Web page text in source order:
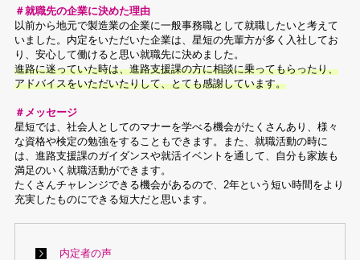
＃就職先の企業に決めた理由
以前から地元で製造業の企業に一般事務職として就職したいと考えて
いました。内定をいただいた企業は、星短の先輩方が多く入社してお
り、安心して働けると思い就職先に決めました。
進路に迷っていた時は、進路支援課の方に相談に乗ってもらったり、
アドバイスをいただいたりして、とても感謝しています。
＃メッセージ
星短では、社会人としてのマナーを学べる機会がたくさんあり、様々
な資格や検定の勉強をすることもできます。また、就職活動の時に
は、進路支援課のガイダンスや就活イベントを通して、自分も家族も
満足のいく就職活動ができます。
たくさんチャレンジできる機会があるので、2年という短い時間をより
充実したものにできる短大だと思います。
内定者の声